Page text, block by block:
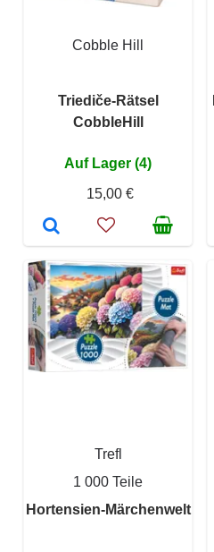
Cobble Hill
Triediče-Rätsel
CobbleHill
Auf Lager (4)
15,00 €
Trefl
1 000 Teile
Hortensien-Märchenwelt